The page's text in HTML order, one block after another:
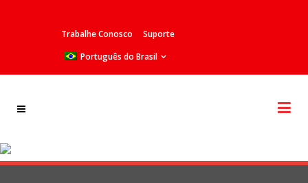
Trabalhe Conosco
Suporte
Português do Brasil